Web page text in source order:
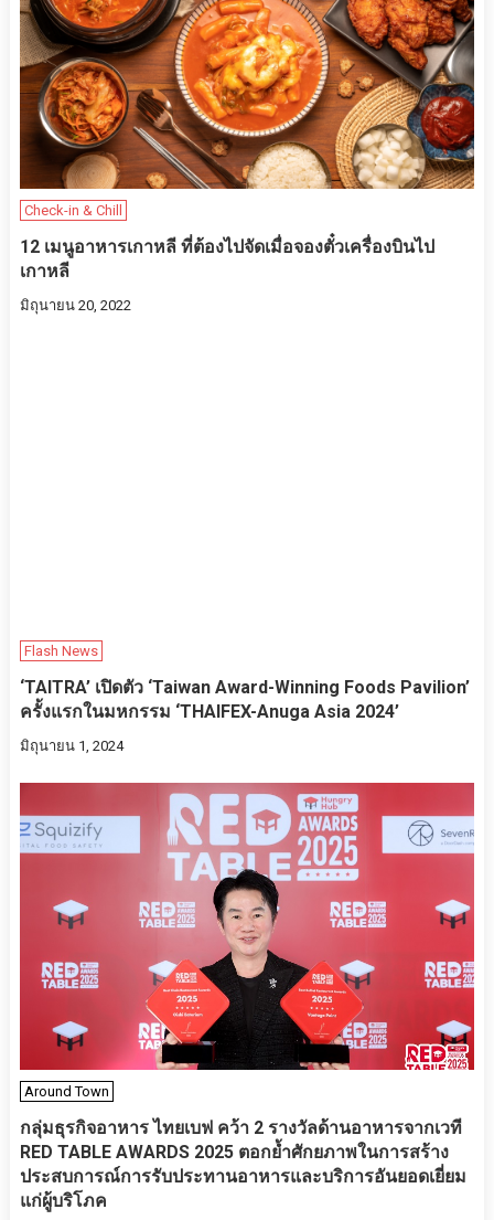
Check-in & Chill
12 เมนูอาหารเกาหลี ที่ต้องไปจัดเมื่อจองตั๋วเครื่องบินไป
เกาหลี
มิถุนายน 20, 2022
Flash News
‘TAITRA’ เปิดตัว ‘Taiwan Award-Winning Foods Pavilion’
ครั้งแรกในมหกรรม ‘THAIFEX-Anuga Asia 2024’
มิถุนายน 1, 2024
Around Town
กลุ่มธุรกิจอาหาร ไทยเบฟ คว้า 2 รางวัลด้านอาหารจากเวที
RED TABLE AWARDS 2025 ตอกย้ำศักยภาพในการสร้าง
ประสบการณ์การรับประทานอาหารและบริการอันยอดเยี่ยม
แก่ผู้บริโภค